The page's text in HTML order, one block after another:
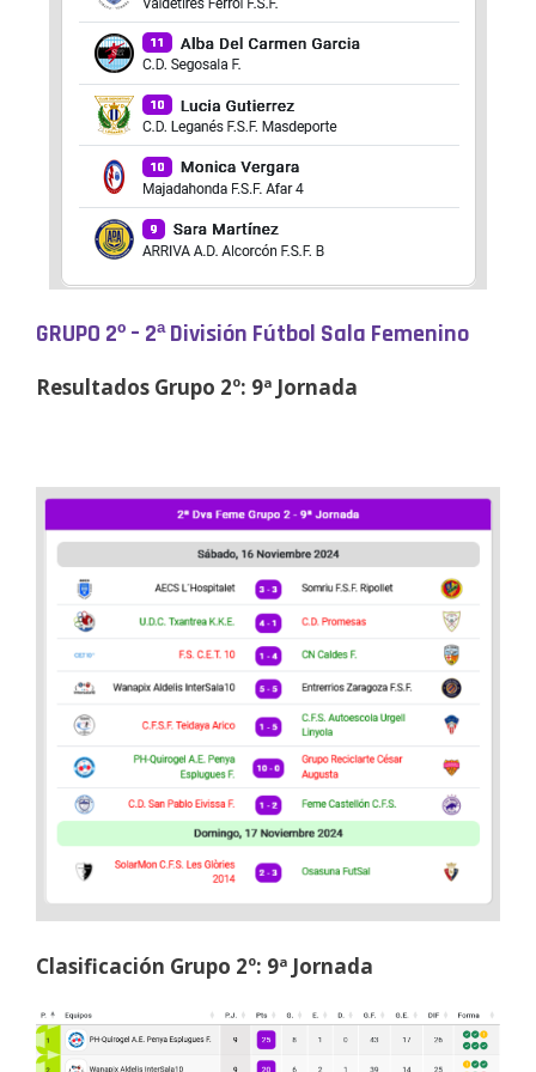
GRUPO 2º – 2ª División Fútbol Sala Femenino
Resultados Grupo 2º: 9ª Jornada
Clasificación Grupo 2º: 9ª Jornada